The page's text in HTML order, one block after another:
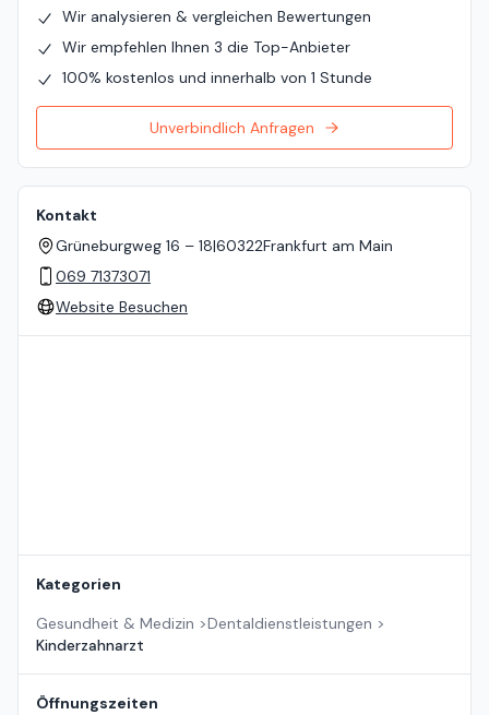
Wir analysieren & vergleichen Bewertungen
Wir empfehlen Ihnen 3 die Top-Anbieter
100% kostenlos und innerhalb von 1 Stunde
Unverbindlich Anfragen
Kontakt
Grüneburgweg 16 – 18|60322Frankfurt am Main
069 71373071
Website Besuchen
Kategorien
Gesundheit & Medizin >Dentaldienstleistungen >
Kinderzahnarzt
Öffnungszeiten